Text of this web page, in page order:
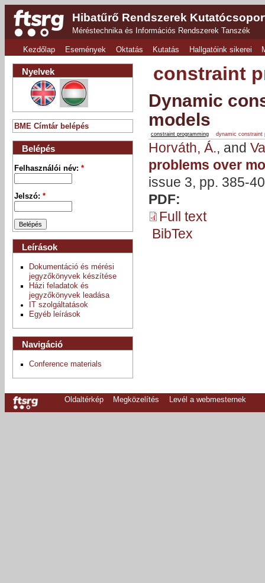
Hibatűrő Rendszerek
Méréstechnika és Információs Rendszerek Tanszék
Kezdőlap Események Oktatás Kutatás Hallgatóink sikerei
constraint
Dynamic
models
constraint programming dynamic constraint
Horváth, Á., and
problems over
issue 3, pp. 385-
PDF:
Full text
BibTex
Nyelvek
BME Címtár belépés
Belépés
Felhasználói név:*
Jelszó:*
Leírások
Dokumentáció és mérési
jegyzőkönyvek készítése
Házi feladatok és
jegyzőkönyvek leadása
IT szolgáltatások
Egyéb leírások
Navigáció
Conference materials
Oldaltérkép Megközelítés Levél a webmesternek